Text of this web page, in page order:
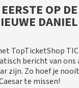
OP
TopTicketShop
bericht van ons
zijn. Zo hoef je
te missen!